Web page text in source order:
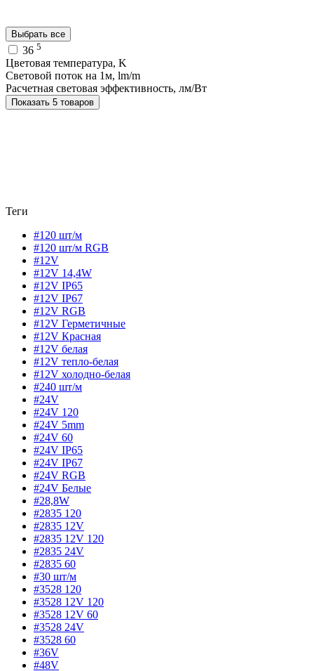
Выбрать все
36 5
Цветовая температура, K
Световой поток на 1м, lm/m
Расчетная световая эффективность, лм/Вт
Показать 5 товаров
Теги
#120 шт/м
#120 шт/м RGB
#12V
#12V 14,4W
#12V IP65
#12V IP67
#12V RGB
#12V Герметичные
#12V Красная
#12V белая
#12V тепло-белая
#12V холодно-белая
#240 шт/м
#24V
#24V 120
#24V 5mm
#24V 60
#24V IP65
#24V IP67
#24V RGB
#24V Белые
#28,8W
#2835 120
#2835 12V
#2835 12V 120
#2835 24V
#2835 60
#30 шт/м
#3528 120
#3528 12V 120
#3528 12V 60
#3528 24V
#3528 60
#36V
#48V